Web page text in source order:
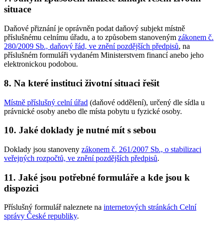
situace
Daňové přiznání je oprávněn podat daňový subjekt místně
příslušnému celnímu úřadu, a to způsobem stanoveným zákonem č.
280/2009 Sb., daňový řád, ve znění pozdějších předpisů, na
příslušném formuláři vydaném Ministerstvem financí anebo jeho
elektronickou podobou.
8. Na které instituci životní situaci řešit
Místně příslušný celní úřad (daňové oddělení), určený dle sídla u
právnické osoby anebo dle místa pobytu u fyzické osoby.
10. Jaké doklady je nutné mít s sebou
Doklady jsou stanoveny zákonem č. 261/2007 Sb., o stabilizaci
veřejných rozpočtů, ve znění pozdějších předpisů.
11. Jaké jsou potřebné formuláře a kde jsou k
dispozici
Příslušný formulář naleznete na internetových stránkách Celní
správy České republiky.